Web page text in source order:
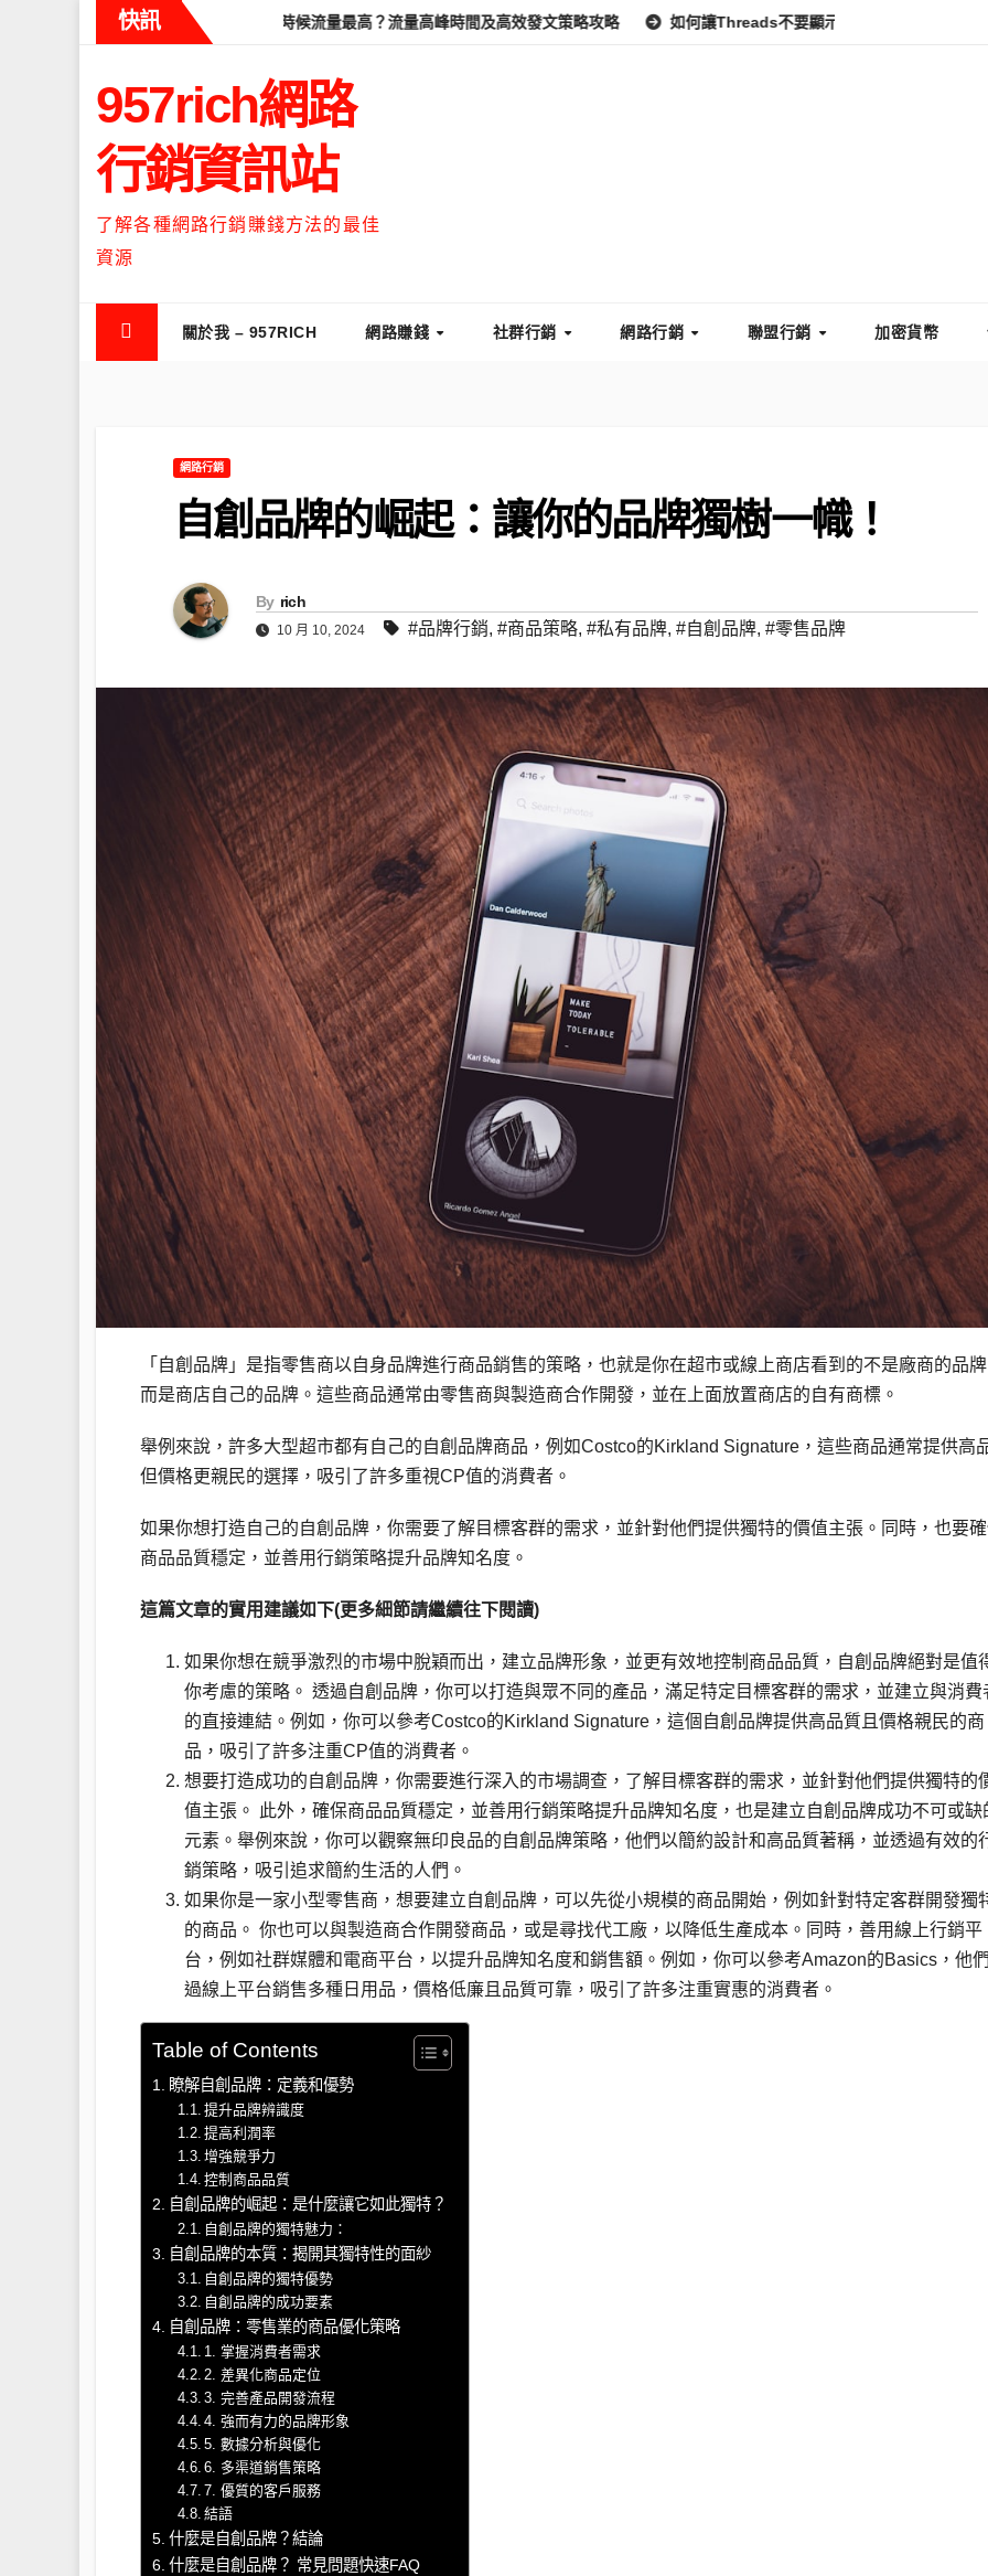
快訊
Threads什麼時候流量最高？流量高峰時間及高效發文策略攻略 如何讓Threads不要顯示IG？完整教學：高效管理你的線上
957rich網路
行銷資訊站
了解各種網路行銷賺錢方法的最佳
資源
關於我 – 957RICH 網路賺錢 社群行銷 網路行銷 聯盟行銷 加密貨幣
網路行銷
自創品牌的崛起：讓你的品牌獨樹一幟！
By rich
10 月 10, 2024 #品牌行銷, #商品策略, #私有品牌, #自創品牌, #零售品牌
「自創品牌」是指零售商以自身品牌進行商品銷售的策略，也就是你在超市或線上商店看到的不是廠商的品牌
而是商店自己的品牌。這些商品通常由零售商與製造商合作開發，並在上面放置商店的自有商標。
舉例來說，許多大型超市都有自己的自創品牌商品，例如Costco的Kirkland Signature，這些商品通常提供高
但價格更親民的選擇，吸引了許多重視CP值的消費者。
如果你想打造自己的自創品牌，你需要了解目標客群的需求，並針對他們提供獨特的價值主張。同時，也要
商品品質穩定，並善用行銷策略提升品牌知名度。
這篇文章的實用建議如下(更多細節請繼續往下閱讀)
如果你想在競爭激烈的市場中脫穎而出，建立品牌形象，並更有效地控制商品品質，自創品牌絕對是值
你考慮的策略。 透過自創品牌，你可以打造與眾不同的產品，滿足特定目標客群的需求，並建立與消費
的直接連結。例如，你可以參考Costco的Kirkland Signature，這個自創品牌提供高品質且價格親民的商
品，吸引了許多注重CP值的消費者。
想要打造成功的自創品牌，你需要進行深入的市場調查，了解目標客群的需求，並針對他們提供獨特的
值主張。 此外，確保商品品質穩定，並善用行銷策略提升品牌知名度，也是建立自創品牌成功不可或缺
元素。舉例來說，你可以觀察無印良品的自創品牌策略，他們以簡約設計和高品質著稱，並透過有效的
銷策略，吸引追求簡約生活的人們。
如果你是一家小型零售商，想要建立自創品牌，可以先從小規模的商品開始，例如針對特定客群開發獨
的商品。 你也可以與製造商合作開發商品，或是尋找代工廠，以降低生產成本。同時，善用線上行銷平
台，例如社群媒體和電商平台，以提升品牌知名度和銷售額。例如，你可以參考Amazon的Basics，他
過線上平台銷售多種日用品，價格低廉且品質可靠，吸引了許多注重實惠的消費者。
Table of Contents
瞭解自創品牌：定義和優勢
提升品牌辨識度
提高利潤率
增強競爭力
控制商品品質
自創品牌的崛起：是什麼讓它如此獨特？
自創品牌的獨特魅力：
自創品牌的本質：揭開其獨特性的面紗
自創品牌的獨特優勢
自創品牌的成功要素
自創品牌：零售業的商品優化策略
1. 掌握消費者需求
2. 差異化商品定位
3. 完善產品開發流程
4. 強而有力的品牌形象
5. 數據分析與優化
6. 多渠道銷售策略
7. 優質的客戶服務
結語
什麼是自創品牌？結論
什麼是自創品牌？ 常見問題快速FAQ